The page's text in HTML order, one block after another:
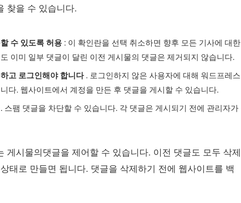
찾을 수 있습니다.
수 있도록 허용 : 이 확인란을 선택 취소하면 향후 모든 기사에 대한
이미 일부 댓글이 달린 이전 게시물의 댓글은 제거되지 않습니다.
고 로그인해야 합니다. 로그인하지 않은 사용자에 대해 워드프레스
다. 웹사이트에서 계정을 만든 후 댓글을 게시할 수 있습니다.
스팸 댓글을 차단할 수 있습니다. 각 댓글은 게시되기 전에 관리자가
게시물의댓글을 제어할 수 있습니다. 이전 댓글도 모두 삭제
태로 만들면 됩니다. 댓글을 삭제하기 전에 웹사이트를 백